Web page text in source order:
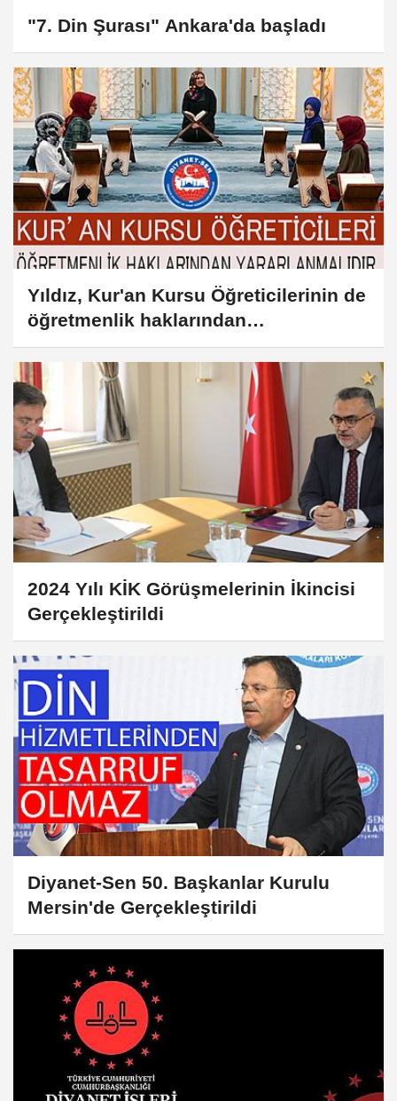
"7. Din Şurası" Ankara'da başladı
Yıldız, Kur'an Kursu Öğreticilerinin de
öğretmenlik haklarından
yararlanmalıdır
2024 Yılı KİK Görüşmelerinin İkincisi
Gerçekleştirildi
Diyanet-Sen 50. Başkanlar Kurulu
Mersin'de Gerçekleştirildi